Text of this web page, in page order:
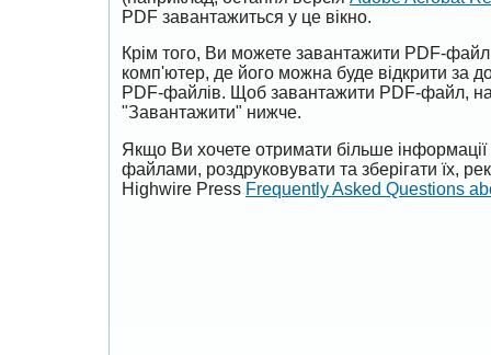
PDF завантажиться у це вікно.
Крім того, Ви можете завантажити PDF-
комп'ютер, де його можна буде відкрити за
PDF-файлів. Щоб завантажити PDF-файл,
"Завантажити" нижче.
Якщо Ви хочете отримати більше
файлами, роздруковувати та зберігати їх,
Highwire Press Frequently Asked Questions